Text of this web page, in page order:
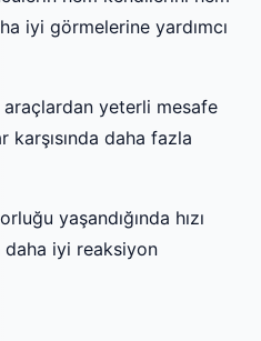
iyi görmelerine yardımcı
araçlardan yeterli mesafe
karşısında daha fazla
yaşandığında hızı
iyi reaksiyon